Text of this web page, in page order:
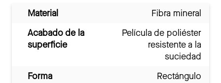
Material
Fibra mineral
Acabado de la
superficie
Película de poliéster
resistente a la
suciedad
Forma
Rectángulo